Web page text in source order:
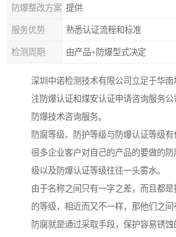
防爆整改方案 提供
服务优势 熟悉认证流程和标准
检测周期 由产品+防爆型式决定
深圳中诺检测技术有限公司立足于华
注防爆认证和煤安认证申请咨询服务
防爆技术咨询服务。
防腐等级、防护等级与防爆认证等级有
很多企业客户对自己的产品的要做的
级以及防爆认证等级往往一头雾水。
由于名称之间只有一字之差，而且都
的等级，相近而又不一样，那他们之间
防腐就是通过采取手段，保护容易锈蚀